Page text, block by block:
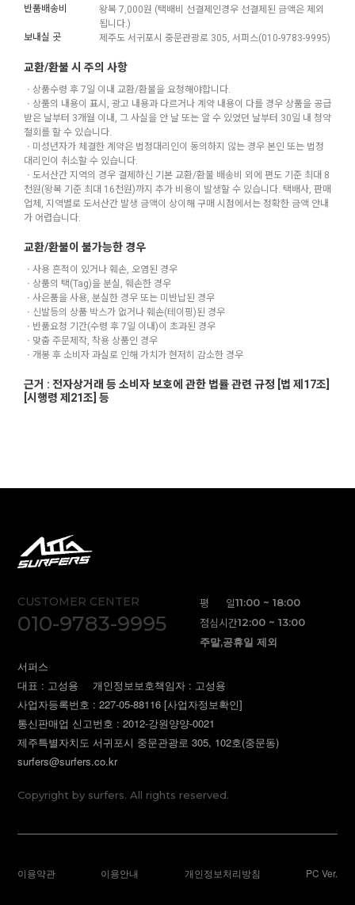
반품배송비
왕복 7,000원 (택배비 선결제인경우 선결제된 금액은 제외
됩니다.)
보내실 곳
제주도 서귀포시 중문관광로 305, 서퍼스(010-9783-9995)
교환/환불 시 주의 사항
ㆍ상품수령 후 7일 이내 교환/환불을 요청해야합니다.
ㆍ상품의 내용이 표시, 광고 내용과 다르거나 계약 내용이 다를 경우 상품을 공급
받은 날부터 3개월 이내, 그 사실을 안 날 또는 알 수 있었던 날부터 30일 내 청약
철회를 할 수 있습니다.
ㆍ미성년자가 체결한 계약은 법정대리인이 동의하지 않는 경우 본인 또는 법정
대리인이 취소할 수 있습니다.
ㆍ도서산간 지역의 경우 결제하신 기본 교환/환불 배송비 외에 편도 기준 최대 8
천원(왕복 기준 최대 16천원)까지 추가 비용이 발생할 수 있습니다. 택배사, 판매
업체, 지역별로 도서산간 발생 금액이 상이해 구매 시점에서는 정확한 금액 안내
가 어렵습니다.
교환/환불이 불가능한 경우
ㆍ사용 흔적이 있거나 훼손, 오염된 경우
ㆍ상품의 택(Tag)을 분실, 훼손한 경우
ㆍ사은품을 사용, 분실한 경우 또는 미반납된 경우
ㆍ신발등의 상품 박스가 없거나 훼손(테이핑)된 경우
ㆍ반품요청 기간(수령 후 7일 이내)이 초과된 경우
ㆍ맞춤 주문제작, 착용 상품인 경우
ㆍ개봉 후 소비자 과실로 인해 가치가 현저히 감소한 경우
근거 : 전자상거래 등 소비자 보호에 관한 법률 관련 규정 [법 제17조]
[시행령 제21조] 등
CUSTOMER CENTER
010-9783-9995
평 일11:00 ~ 18:00
점심시간12:00 ~ 13:00
주말,공휴일 제외
서퍼스
대표 : 고성용
개인정보보호책임자 : 고성용
사업자등록번호 : 227-05-88116[사업자정보확인]
통신판매업 신고번호 : 2012-강원양양-0021
제주특별자치도 서귀포시 중문관광로 305, 102호(중문동)
surfers@surfers.co.kr
Copyright by surfers. All rights reserved.
이용약관 이용안내 개인정보처리방침 PC Ver.